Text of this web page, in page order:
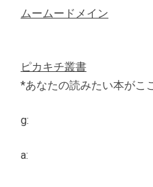
ムームードメイン
ピカキチ叢書
*あなたの読みたい本がこ
g:
a: